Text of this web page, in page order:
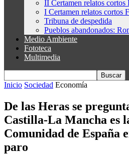
II Certamen relatos
I Certamen relatos cortos
Tribuna de despedida
Pueblos abandonados:
Medio Ambiente
Fototeca
Multimedia
Inicio Sociedad Economía
De las Heras se
Castilla-La Mancha es
Comunidad de España
paro